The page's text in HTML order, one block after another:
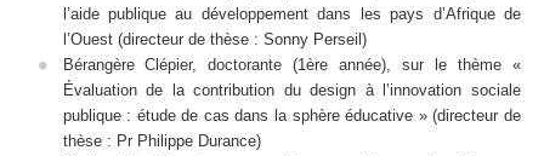
l’aide publique au développement dans les pays d’Afrique de
l’Ouest (directeur de thèse : Sonny Perseil)
Bérangère Clépier, doctorante (1ère année), sur le thème «
Évaluation de la contribution du design à l’innovation sociale
publique : étude de cas dans la sphère éducative » (directeur de
thèse : Pr Philippe Durance)